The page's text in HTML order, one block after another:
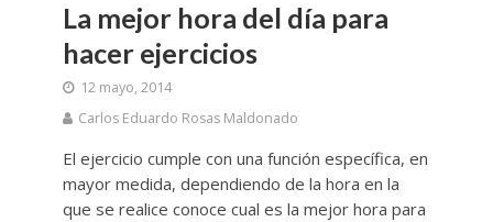
La mejor hora del día para
hacer ejercicios
12 mayo, 2014
Carlos Eduardo Rosas Maldonado
El ejercicio cumple con una función específica, en
mayor medida, dependiendo de la hora en la
que se realice conoce cual es la mejor hora para